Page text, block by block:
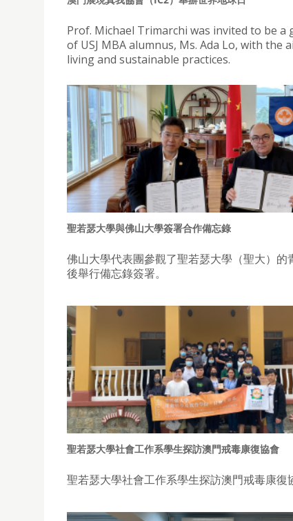
Prof. Michael Trimarchi was invited to be
of USJ MBA alumnus, Ms. Ada Lo, with
living and sustainable practices.
聖若瑟大學與佛山大學簽署合作備忘錄
佛山大學代表團參觀了聖若瑟大學（聖大）的
後舉行備忘錄簽署。
聖若瑟大學社會工作系學生探訪澳門戒毒康復協會
聖若瑟大學社會工作系學生探訪澳門戒毒康復